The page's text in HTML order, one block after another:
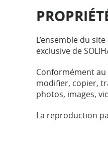
L’ensemble du
exclusive de
Conformément
modifier, copier,
photos, images,
La reproduction